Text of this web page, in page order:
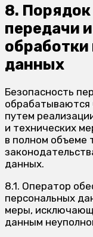
8. Порядок
передачи
данных
Безопасность
обрабатываются
путем
и технических
в полном объеме
данных.
8.1. Оператор
персональных
меры,
данным